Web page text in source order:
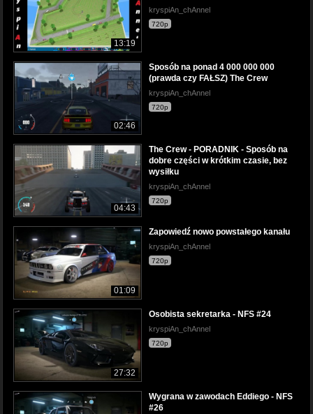
13:19
kryspiAn_chAnnel
720p
02:46
Sposób na ponad 4 000 000 000
(prawda czy FAŁSZ) The Crew
kryspiAn_chAnnel
720p
04:43
The Crew - PORADNIK - Sposób na
dobre części w krótkim czasie, bez
wysiłku
kryspiAn_chAnnel
720p
01:09
Zapowiedź nowo powstałego kanału
kryspiAn_chAnnel
720p
27:32
Osobista sekretarka - NFS #24
kryspiAn_chAnnel
720p
Wygrana w zawodach Eddiego - NFS
#26